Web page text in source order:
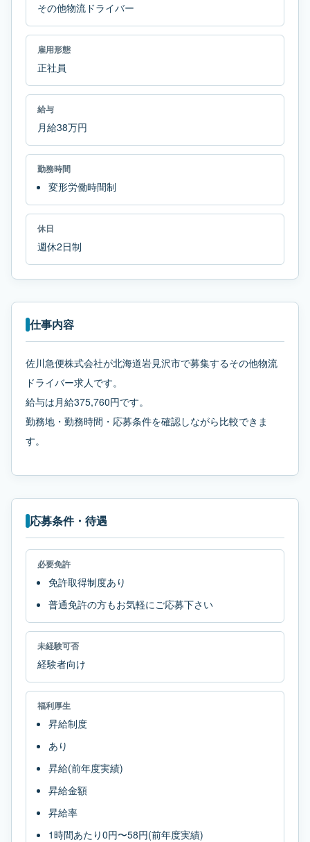
その他物流ドライバー
雇用形態
正社員
給与
月給38万円
勤務時間
変形労働時間制
休日
週休2日制
仕事内容
佐川急便株式会社が北海道岩見沢市で募集するその他物流
ドライバー求人です。
給与は月給375,760円です。
勤務地・勤務時間・応募条件を確認しながら比較できま
す。
応募条件・待遇
必要免許
免許取得制度あり
普通免許の方もお気軽にご応募下さい
未経験可否
経験者向け
福利厚生
昇給制度
あり
昇給(前年度実績)
昇給金額
昇給率
1時間あたり0円〜58円(前年度実績)